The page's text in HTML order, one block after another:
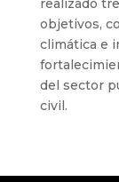
realizado
objetivos,
climática e
del sector
civil.